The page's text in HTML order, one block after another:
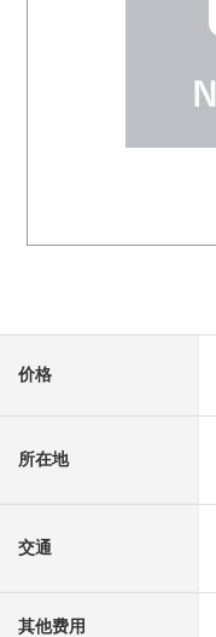
价格
所在地
交通
其他费用